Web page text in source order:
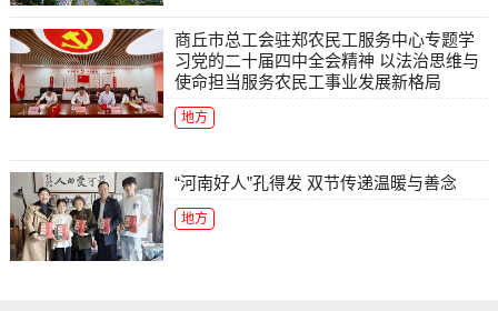
商丘市总工会驻郑农民工服务中心专题学
习党的二十届四中全会精神 以法治思维与
使命担当服务农民工事业发展新格局
地方
“河南好人”孔得发 双节传递温暖与善念
地方